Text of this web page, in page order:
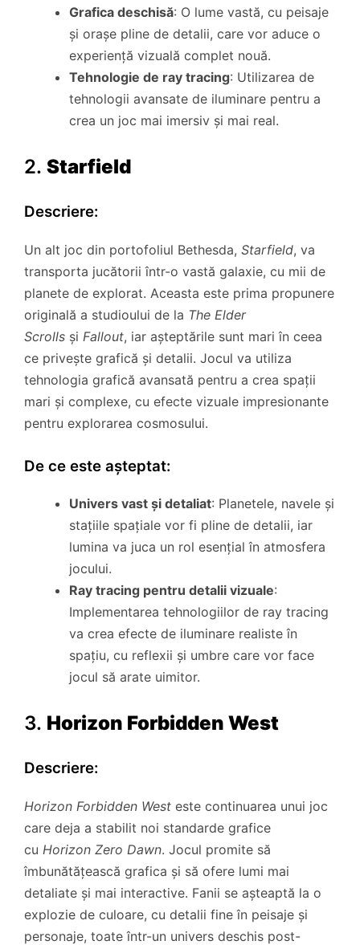
Grafica deschisă: O lume vastă, cu peisaje
și orașe pline de detalii, care vor aduce o
experiență vizuală complet nouă.
Tehnologie de ray tracing: Utilizarea de
tehnologii avansate de iluminare pentru a
crea un joc mai imersiv și mai real.
2. Starfield
Descriere:
Un alt joc din portofoliul Bethesda, Starfield, va
transporta jucătorii într-o vastă galaxie, cu mii de
planete de explorat. Aceasta este prima propunere
originală a studioului de la The Elder
Scrolls și Fallout, iar așteptările sunt mari în ceea
ce privește grafică și detalii. Jocul va utiliza
tehnologia grafică avansată pentru a crea spații
mari și complexe, cu efecte vizuale impresionante
pentru explorarea cosmosului.
De ce este așteptat:
Univers vast și detaliat: Planetele, navele și
stațiile spațiale vor fi pline de detalii, iar
lumina va juca un rol esențial în atmosfera
jocului.
Ray tracing pentru detalii vizuale:
Implementarea tehnologiilor de ray tracing
va crea efecte de iluminare realiste în
spațiu, cu reflexii și umbre care vor face
jocul să arate uimitor.
3. Horizon Forbidden West
Descriere:
Horizon Forbidden West este continuarea unui joc
care deja a stabilit noi standarde grafice
cu Horizon Zero Dawn. Jocul promite să
îmbunătățească grafica și să ofere lumi mai
detaliate și mai interactive. Fanii se așteaptă la o
explozie de culoare, cu detalii fine în peisaje și
personaje, toate într-un univers deschis post-